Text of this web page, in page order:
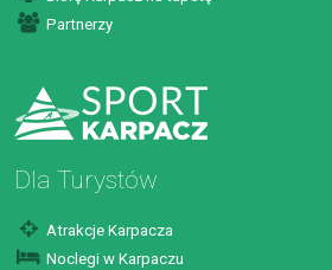
Partnerzy
Dla Turystów
Atrakcje Karpacza
Noclegi w Karpaczu